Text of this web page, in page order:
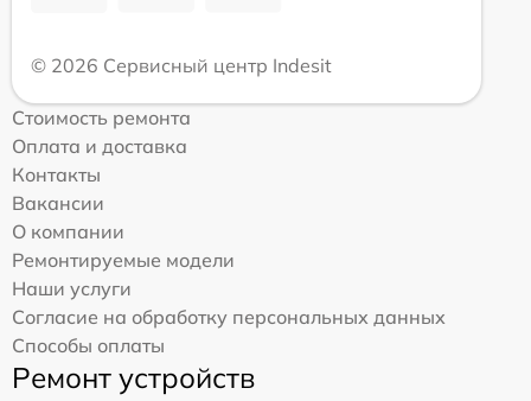
© 2026 Сервисный центр Indesit
Стоимость ремонта
Оплата и доставка
Контакты
Вакансии
О компании
Ремонтируемые модели
Наши услуги
Согласие на обработку персональных данных
Способы оплаты
Ремонт устройств